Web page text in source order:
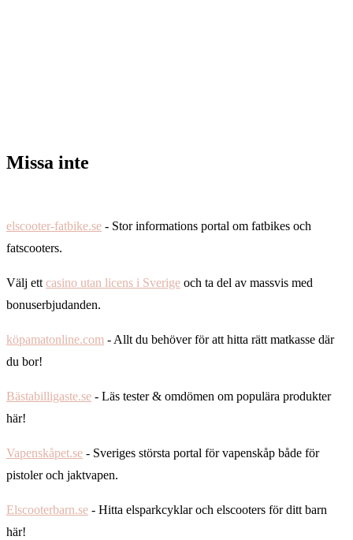
Missa inte
elscooter-fatbike.se - Stor informations portal om fatbikes och
fatscooters.
Välj ettcasino utan licens i Sverige och ta del av massvis med
bonuserbjudanden.
köpamatonline.com - Allt du behöver för att hitta rätt matkasse där
du bor!
Bästabilligaste.se - Läs tester & omdömen om populära produkter
här!
Vapenskåpet.se - Sveriges största portal för vapenskåp både för
pistoler och jaktvapen.
Elscooterbarn.se - Hitta elsparkcyklar och elscooters för ditt barn
här!